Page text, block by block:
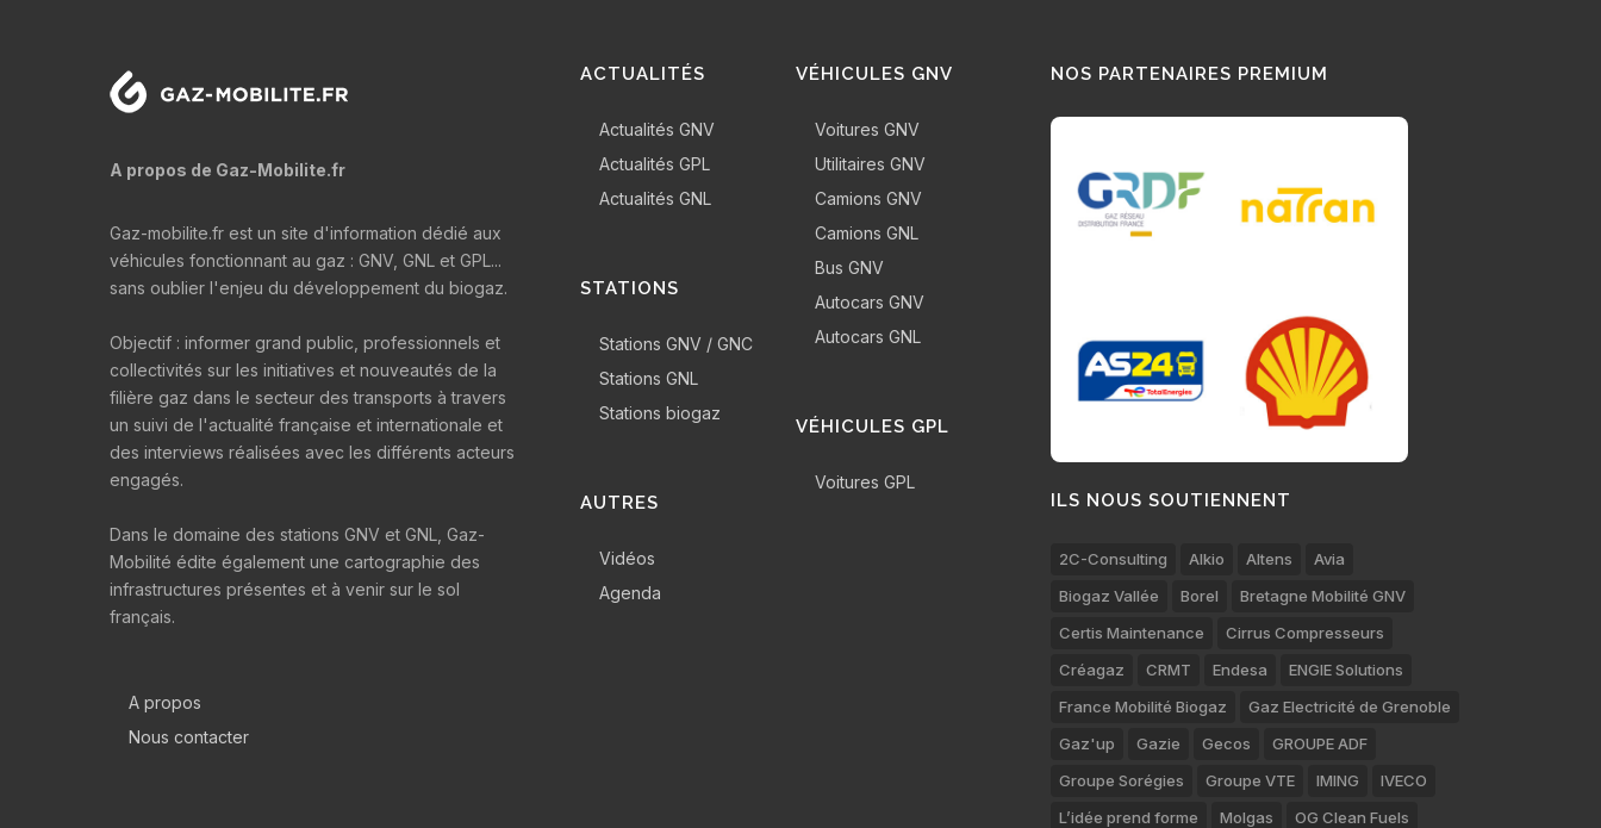
A propos de Gaz-Mobilite.fr
Gaz-mobilite.fr est un site d'information dédié aux
véhicules fonctionnant au gaz : GNV, GNL et GPL...
sans oublier l'enjeu du développement du biogaz.
Objectif : informer grand public, professionnels et
collectivités sur les initiatives et nouveautés de la
filière gaz dans le secteur des transports à travers
un suivi de l'actualité française et internationale et
des interviews réalisées avec les différents acteurs
engagés.
Dans le domaine des stations GNV et GNL, Gaz-
Mobilité édite également une cartographie des
infrastructures présentes et à venir sur le sol
français.
A propos
Nous contacter
ACTUALITÉS
Actualités GNV
Actualités GPL
Actualités GNL
STATIONS
Stations GNV / GNC
Stations GNL
Stations biogaz
AUTRES
Vidéos
Agenda
VÉHICULES GNV
Voitures GNV
Utilitaires GNV
Camions GNV
Camions GNL
Bus GNV
Autocars GNV
Autocars GNL
VÉHICULES GPL
Voitures GPL
NOS PARTENAIRES PREMIUM
ILS NOUS SOUTIENNENT
2C-Consulting Alkio Altens
Avia
Biogaz Vallée
Borel
Bretagne Mobilité GNV
Certis Maintenance
Cirrus Compresseurs
Créagaz
CRMT Endesa
ENGIE Solutions
France Mobilité Biogaz
Gaz Electricité de Grenoble
Gaz'up
Gazie Gecos
GROUPE ADF
Groupe Sorégies
Groupe VTE IMING
IVECO
L’idée prend forme
Molgas OG Clean Fuels